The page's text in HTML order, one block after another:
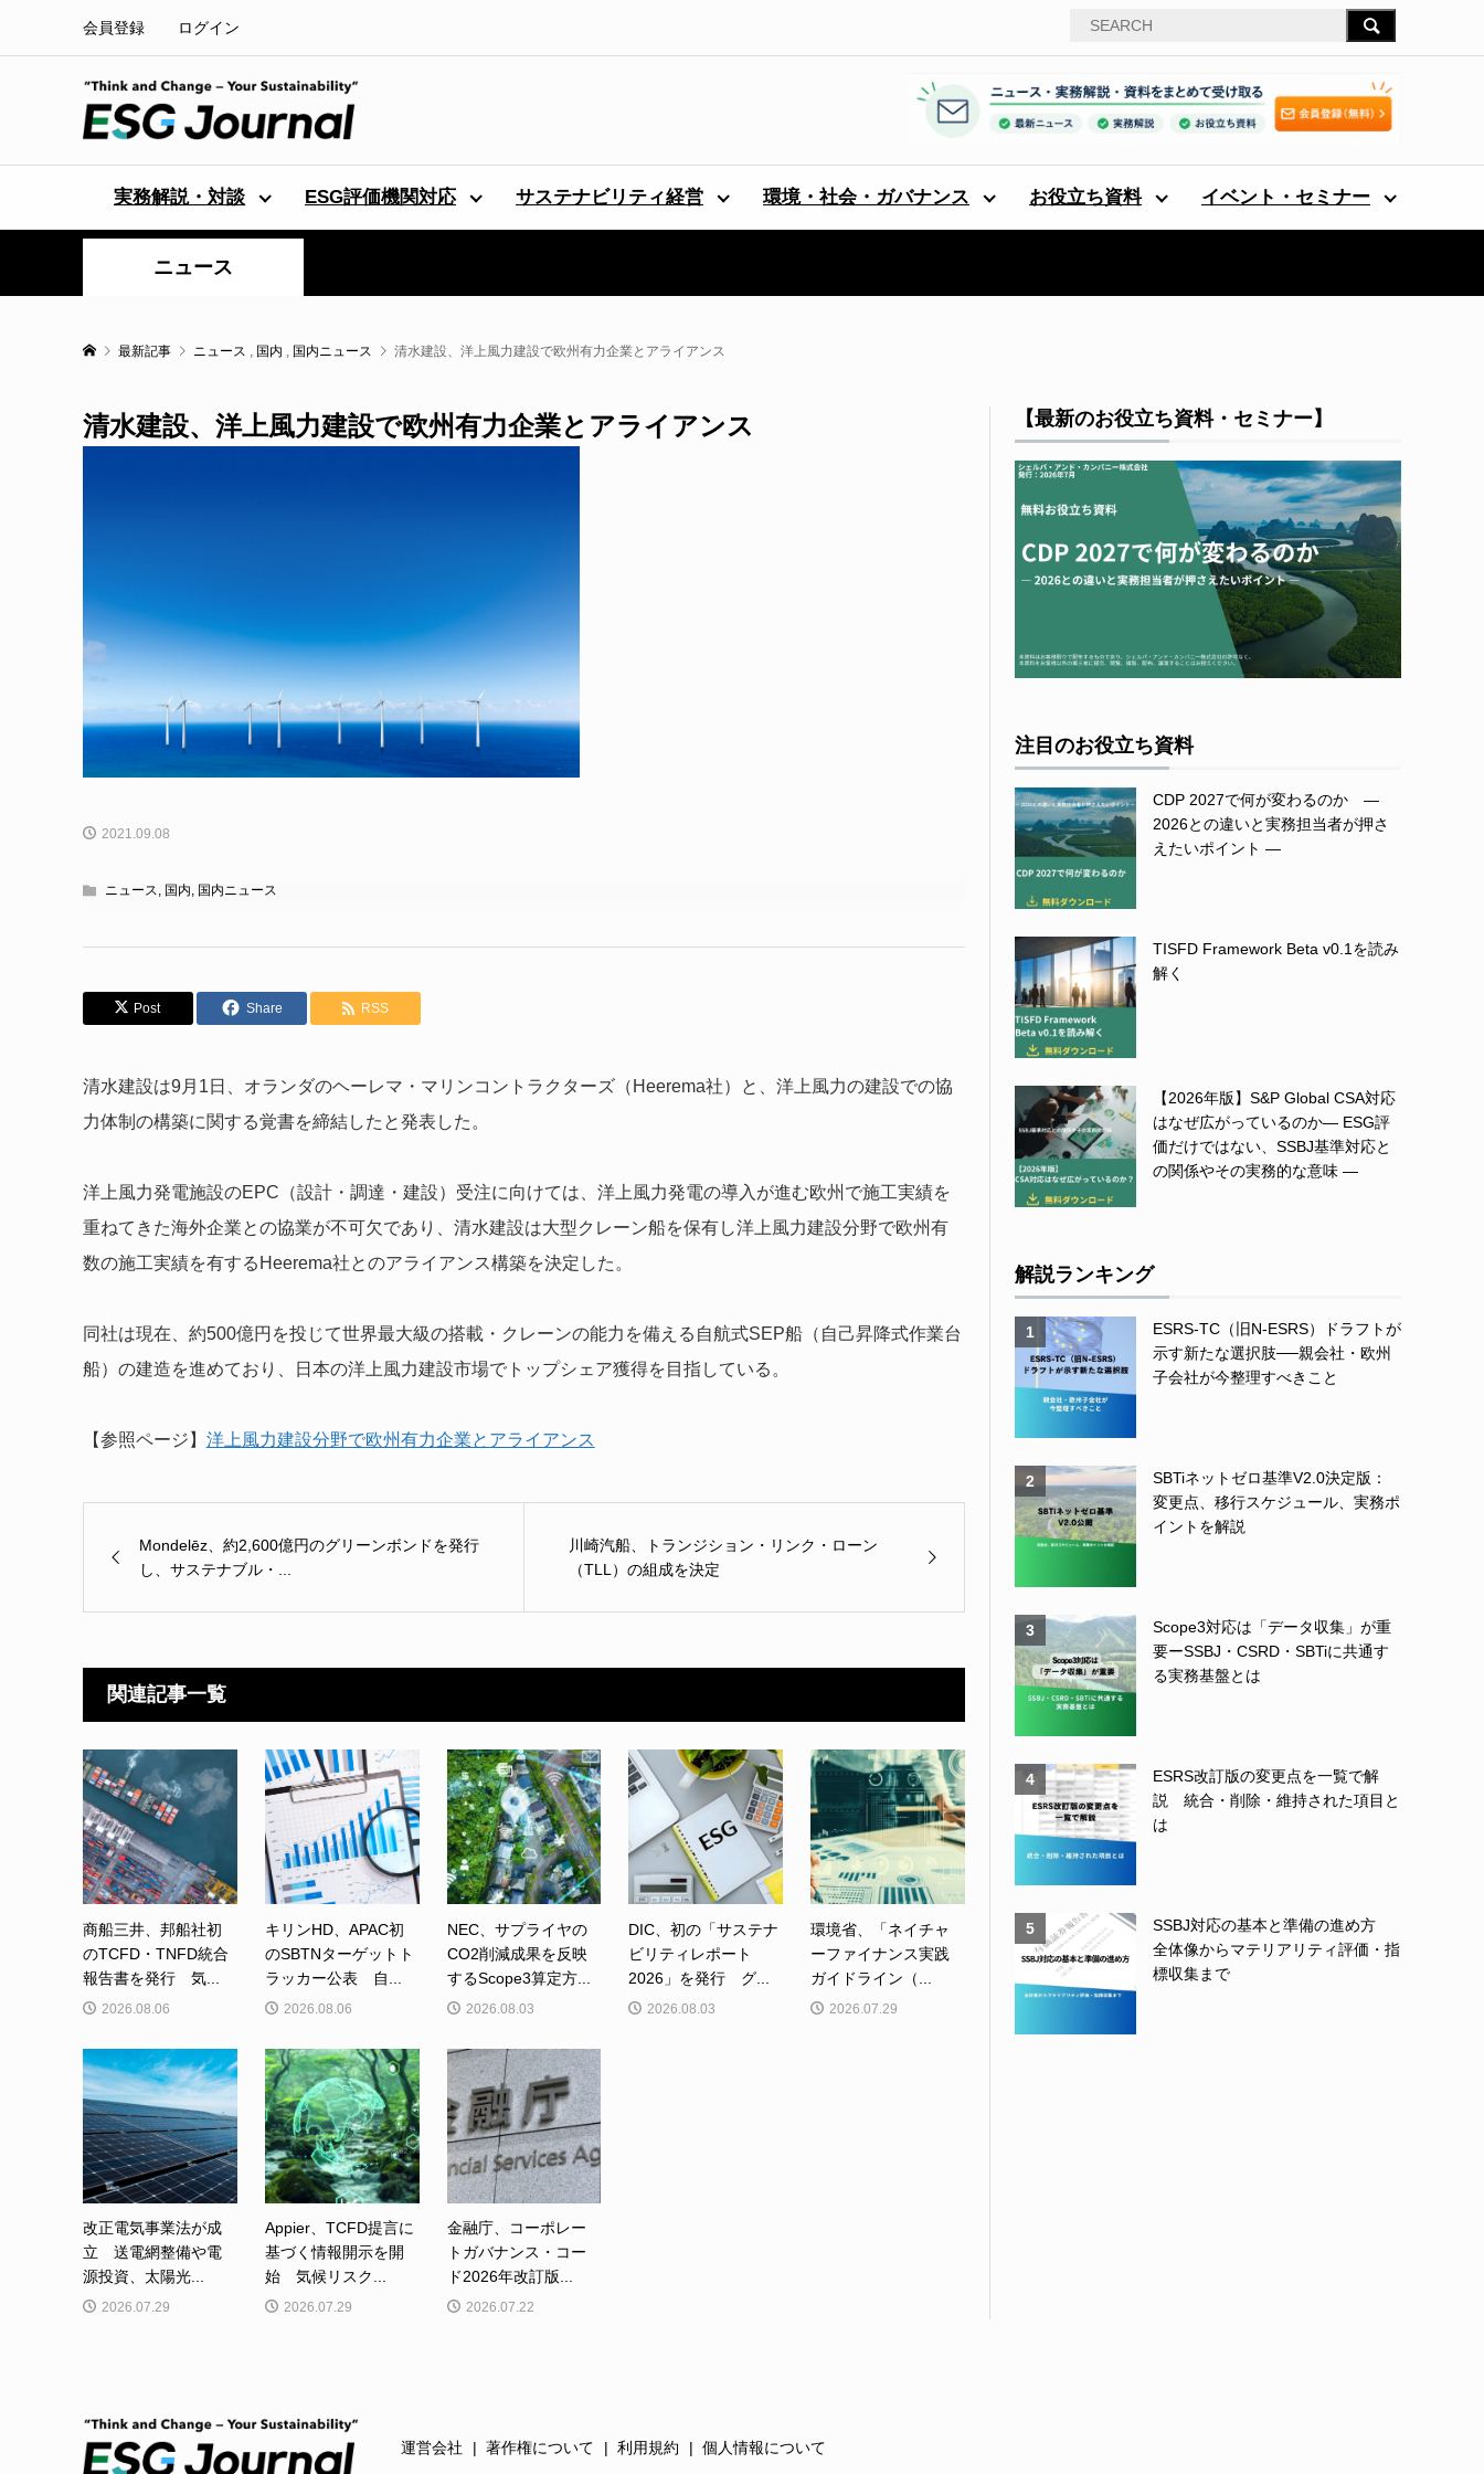
会員登録 ログイン
実務解説・対談 ESG評価機関対応 サステナビリティ経営 環境・社会・ガバナンス お役立ち資料 イベント・セミナー
ニュース
最新記事 ニュース , 国内 , 国内ニュース 清水建設、洋上風力建設で欧州有力企業とアライアンス
清水建設、洋上風力建設で欧州有力企業とアライアンス
2021.09.08
ニュース, 国内, 国内ニュース
Post Share RSS
清水建設は9月1日、オランダのヘーレマ・マリンコントラクターズ（Heerema社）と、洋上風力の建設での協
力体制の構築に関する覚書を締結したと発表した。
洋上風力発電施設のEPC（設計・調達・建設）受注に向けては、洋上風力発電の導入が進む欧州で施工実績を
重ねてきた海外企業との協業が不可欠であり、清水建設は大型クレーン船を保有し洋上風力建設分野で欧州有
数の施工実績を有するHeerema社とのアライアンス構築を決定した。
同社は現在、約500億円を投じて世界最大級の搭載・クレーンの能力を備える自航式SEP船（自己昇降式作業台
船）の建造を進めており、日本の洋上風力建設市場でトップシェア獲得を目指している。
【参照ページ】 洋上風力建設分野で欧州有力企業とアライアンス
Mondelēz、約2,600億円のグリーンボンドを発行
し、サステナブル・...
川崎汽船、トランジション・リンク・ローン
（TLL）の組成を決定
関連記事一覧
商船三井、邦船社初
のTCFD・TNFD統合
報告書を発行 気...
2026.08.06
キリンHD、APAC初
のSBTNターゲットト
ラッカー公表 自...
2026.08.06
NEC、サプライヤの
CO2削減成果を反映
するScope3算定方...
2026.08.03
DIC、初の「サステナ
ビリティレポート
2026」を発行 グ...
2026.08.03
環境省、「ネイチャ
ーファイナンス実践
ガイドライン（...
2026.07.29
改正電気事業法が成
立 送電網整備や電
源投資、太陽光...
2026.07.29
Appier、TCFD提言に
基づく情報開示を開
始 気候リスク...
2026.07.29
金融庁、コーポレー
トガバナンス・コー
ド2026年改訂版...
2026.07.22
【最新のお役立ち資料・セミナー】
注目のお役立ち資料
CDP 2027で何が変わるのか ―
2026との違いと実務担当者が押さ
えたいポイント ―
TISFD Framework Beta v0.1を読み
解く
【2026年版】S&P Global CSA対応
はなぜ広がっているのか― ESG評
価だけではない、SSBJ基準対応と
の関係やその実務的な意味 ―
解説ランキング
1
ESRS-TC（旧N-ESRS）ドラフトが
示す新たな選択肢──親会社・欧州
子会社が今整理すべきこと
2
SBTiネットゼロ基準V2.0決定版：
変更点、移行スケジュール、実務ポ
イントを解説
3
Scope3対応は「データ収集」が重
要ーSSBJ・CSRD・SBTiに共通す
る実務基盤とは
4
ESRS改訂版の変更点を一覧で解
説 統合・削除・維持された項目と
は
5
SSBJ対応の基本と準備の進め方
全体像からマテリアリティ評価・指
標収集まで
運営会社 著作権について 利用規約 個人情報について